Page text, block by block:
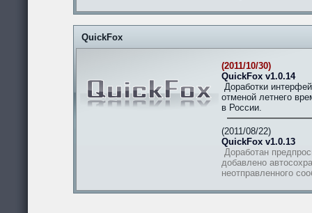
QuickFox
(2011/10/30)
QuickFox v1.0.14
Доработки
отменой летнего
в России.
(2011/08/22)
QuickFox v1.0.13
Доработан
добавлено
неотправленного